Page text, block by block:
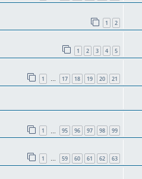
1 2
1 2 3 4 5
1 … 17 18 19 20 21
1 95 96 97 98 99
1 … 59 60 61 62 63